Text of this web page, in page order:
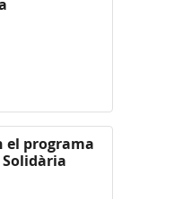
el programa